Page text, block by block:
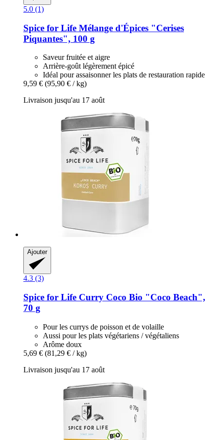
5.0 (1)
Spice for Life Mélange d'Épices "Cerises
Piquantes", 100 g
Saveur fruitée et aigre
Arrière-goût légèrement épicé
Idéal pour assaisonner les plats de restauration rapide
9,59 € (95,90 € / kg)
Livraison jusqu'au 17 août
Ajouter
4.3 (3)
Spice for Life Curry Coco Bio "Coco Beach",
70 g
Pour les currys de poisson et de volaille
Aussi pour les plats végétariens / végétaliens
Arôme doux
5,69 € (81,29 € / kg)
Livraison jusqu'au 17 août